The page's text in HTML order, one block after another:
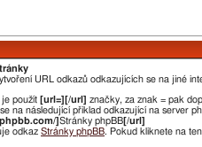
URL odkazů odkazujících se na jiné
je použít [url=][/url] značky, za znak = pak
na následující přiklad odkazující na server
]Stránky phpBB[/url]
odkaz Stránky phpBB. Pokud kliknete na